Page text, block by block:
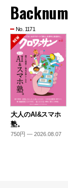
No. 1171
大人のAI&スマホ
塾。
750円 — 2026.08.07